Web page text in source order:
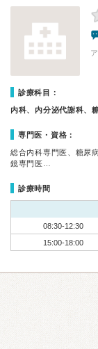
診療科目：
内科、内分泌代謝科、
専門医・資格：
総合内科専門医、糖尿
鏡専門医…
診療時間
08:30-12:30
15:00-18:00